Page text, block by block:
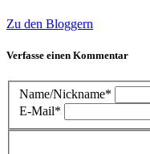
Zu den Bloggern
Verfasse einen Kommentar
Name/Nickname*
E-Mail*